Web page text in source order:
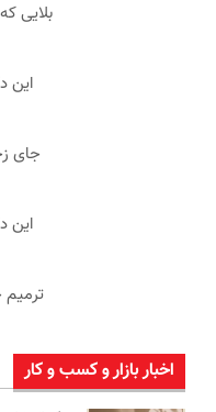
بلایی
این
این
اخبار بازار و کسب و کار